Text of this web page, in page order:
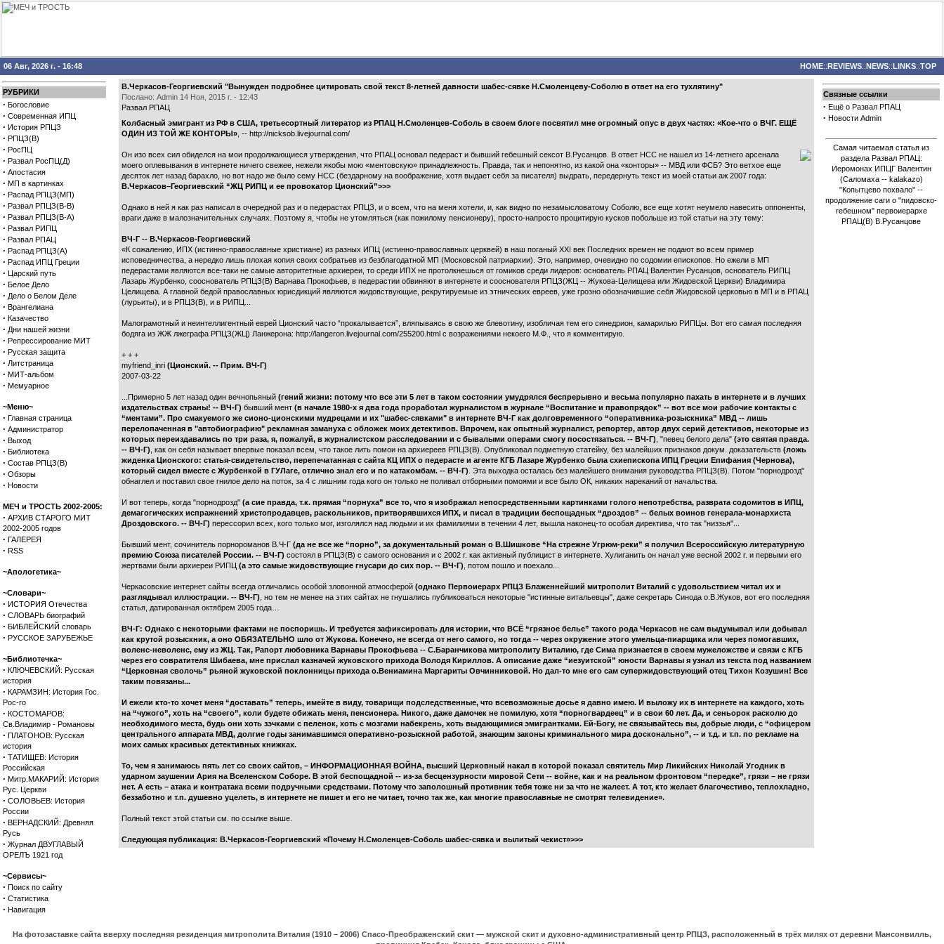
06 Авг, 2026 г. - 16:48 HOME::REVIEWS::NEWS::LINKS::TOP
РУБРИКИ
· Богословие
· Современная ИПЦ
· История РПЦЗ
· РПЦЗ(В)
· РосПЦ
· Развал РосПЦ(Д)
· Апостасия
· МП в картинках
· Распад РПЦЗ(МП)
· Развал РПЦЗ(В-В)
· Развал РПЦЗ(В-А)
· Развал РИПЦ
· Развал РПАЦ
· Распад РПЦЗ(А)
· Распад ИПЦ Греции
· Царский путь
· Белое Дело
· Дело о Белом Деле
· Врангелиана
· Казачество
· Дни нашей жизни
· Репрессирование МИТ
· Русская защита
· Литстраница
· МИТ-альбом
· Мемуарное
~Меню~
· Главная страница
· Администратор
· Выход
· Библиотека
· Состав РПЦЗ(В)
· Обзоры
· Новости
МЕЧ и ТРОСТЬ 2002-2005:
· АРХИВ СТАРОГО МИТ
2002-2005 годов
· ГАЛЕРЕЯ
· RSS
~Апологетика~
~Словари~
· ИСТОРИЯ Отечества
· СЛОВАРЬ биографий
· БИБЛЕЙСКИЙ словарь
· РУССКОЕ ЗАРУБЕЖЬЕ
~Библиотечка~
· КЛЮЧЕВСКИЙ: Русская
история
· КАРАМЗИН: История Гос.
Рос-го
· КОСТОМАРОВ:
Св.Владимир - Романовы
· ПЛАТОНОВ: Русская
история
· ТАТИЩЕВ: История
Российская
· Митр.МАКАРИЙ: История
Рус. Церкви
· СОЛОВЬЕВ: История
России
· ВЕРНАДСКИЙ: Древняя
Русь
· Журнал ДВУГЛАВЫЙ
ОРЕЛЪ 1921 год
~Сервисы~
· Поиск по сайту
· Статистика
· Навигация
В.Черкасов-Георгиевский "Вынужден подробнее цитировать свой текст 8-летней давности шабес-сявке Н.Смоленцеву-Соболю в ответ на его тухлятину"
Послано: Admin 14 Ноя, 2015 г. - 12:43
Развал РПАЦ
Колбасный эмигрант из РФ в США, третьесортный литератор из РПАЦ Н.Смоленцев-Соболь в своем блоге посвятил мне огромный опус в двух частях: «Кое-что о ВЧГ. ЕЩЁ
ОДИН ИЗ ТОЙ ЖЕ КОНТОРЫ» , -- http://nicksob.livejournal.com/
Он изо всех сил обиделся на мои продолжающиеся утверждения, что РПАЦ основал педераст и бывший гебешный сексот В.Русанцов. В ответ НСС не нашел из 14-летнего арсенала
моего оплевывания в интернете ничего свежее, нежели якобы мою «ментовскую» принадлежность. Правда, так и непонятно, из какой она «конторы» -- МВД или ФСБ? Это ветхое еще
десяток лет назад барахло, но вот надо же было сему НСС (бездарному на воображение, хотя выдает себя за писателя) выдрать, передернуть текст из моей статьи аж 2007 года:
В.Черкасов–Георгиевский “ЖЦ РИПЦ и ее провокатор Ционский”>>>
Однако в ней я как раз написал в очередной раз и о педерастах РПЦЗ, и о всем, что на меня хотели, и, как видно по незамысловатому Соболю, все еще хотят неумело навесить оппоненты,
враги даже в малозначительных случаях. Поэтому я, чтобы не утомляться (как пожилому пенсионеру), просто-напросто процитирую кусков побольше из той статьи на эту тему:
ВЧ-Г -- В.Черкасов-Георгиевский
«К сожалению, ИПХ (истинно-православные христиане) из разных ИПЦ (истинно-православных церквей) в наш поганый XXI век Последних времен не подают во всем пример
исповедничества, а нередко лишь плохая копия своих собратьев из безблагодатной МП (Московской патриархии). Это, например, очевидно по содомии епископов. Но ежели в МП
педерастами являются все-таки не самые авторитетные архиереи, то среди ИПХ не протолкнешься от гомиков среди лидеров: основатель РПАЦ Валентин Русанцов, основатель РИПЦ
Лазарь Журбенко, сооснователь РПЦЗ(В) Варнава Прокофьев, в педерастии обвиняют в интернете и сооснователя РПЦЗ(ЖЦ -- Жукова-Целищева или Жидовской Церкви) Владимира
Целищева. А главной бедой православных юрисдикций являются жидовствующие, рекрутируемые из этнических евреев, уже грозно обозначившие себя Жидовской церковью в МП и в РПАЦ
(лурьиты), и в РПЦЗ(В), и в РИПЦ...
Малограмотный и неинтеллигентный еврей Ционский часто “прокалывается”, вляпываясь в свою же блевотину, изобличая тем его синедрион, камарилью РИПЦы. Вот его самая последняя
бодяга из ЖЖ лжеграфа РПЦЗ(ЖЦ) Ланжерона: http://langeron.livejournal.com/255200.html с возражениями некоего М.Ф., что я комментирую.
+ + +
myfriend_inri (Ционский. -- Прим. ВЧ-Г)
2007-03-22
...Примерно 5 лет назад один вечнопьяный (гений жизни: потому что все эти 5 лет в таком состоянии умудрялся беспрерывно и весьма популярно пахать в интернете и в лучших
издательствах страны! -- ВЧ-Г) бывший мент (в начале 1980-х я два года проработал журналистом в журнале “Воспитание и правопрядок” -- вот все мои рабочие контакты с
“ментами”. Про смакуемого же сионо-ционскими мудрецами и их "шабес-сявками" в интернете ВЧ-Г как долговременного “оперативника-розыскника” МВД -- лишь
перелопаченная в "автобиографию" рекламная замануха c обложек моих детективов. Впрочем, как опытный журналист, репортер, автор двух серий детективов, некоторые из
которых переиздавались по три раза, я, пожалуй, в журналистском расследовании и с бывалыми операми смогу посостязаться. -- ВЧ-Г) , "певец белого дела" (это святая правда.
-- ВЧ-Г) , как он себя называет впервые показал всем, что такое лить помои на архиереев РПЦЗ(В). Опубликовал подметную статейку, без малейших признаков докум. доказательств (ложь
жиденка Ционского: статья-свидетельство, перепечатанная с сайта КЦ ИПХ о педерасте и агенте КГБ Лазаре Журбенко была схиепископа ИПЦ Греции Епифания (Чернова),
который сидел вместе с Журбенкой в ГУЛаге, отлично знал его и по катакомбам. -- ВЧ-Г) . Эта выходка осталась без малейшего внимания руководства РПЦЗ(В). Потом "порнодрозд"
обнаглел и поставил свое гнилое дело на поток, за 4 с лишним года кого он только не поливал отборными помоями и все было ОК, никаких нареканий от начальства.
И вот теперь, когда "порнодрозд" (а сие правда, т.к. прямая “порнуха” все то, что я изображал непосредственными картинками голого непотребства, разврата содомитов в ИПЦ,
демагогических испражнений христопродавцев, раскольников, притворявшихся ИПХ, и писал в традиции беспощадных “дроздов” -- белых воинов генерала-монархиста
Дроздовского. -- ВЧ-Г) перессорил всех, кого только мог, изголялся над людьми и их фамилиями в течении 4 лет, вышла наконец-то особая директива, что так "низзья"...
Бывший мент, сочинитель порнороманов В.Ч-Г (да не все же “порно”, за документальный роман о В.Шишкове “На стрежне Угрюм-реки” я получил Всероссийскую литературную
премию Союза писателей России. -- ВЧ-Г) состоял в РПЦЗ(В) с самого основания и с 2002 г. как активный публицист в интернете. Хулиганить он начал уже весной 2002 г. и первыми его
жертвами были архиереи РИПЦ (а это самые жидовствующие гнусари до сих пор. -- ВЧ-Г) , потом пошло и поехало...
Черкасовские интернет сайты всегда отличались особой зловонной атмосферой (однако Первоиерарх РПЦЗ Блаженнейший митрополит Виталий с удовольствием читал их и
разглядывал иллюстрации. -- ВЧ-Г) , но тем не менее на этих сайтах не гнушались публиковаться некоторые "истинные витальевцы", даже секретарь Синода о.В.Жуков, вот его последняя
статья, датированная октябрем 2005 года…
ВЧ-Г: Однако с некоторыми фактами не поспоришь. И требуется зафиксировать для истории, что ВСЁ “грязное белье” такого рода Черкасов не сам выдумывал или добывал
как крутой розыскник, а оно ОБЯЗАТЕЛЬНО шло от Жукова. Конечно, не всегда от него самого, но тогда -- через окружение этого умельца-пиарщика или через помогавших,
воленс-неволенс, ему из ЖЦ. Так, Рапорт любовника Варнавы Прокофьева -- С.Баранчикова митрополиту Виталию, где Сима признается в своем мужеложстве и связи с КГБ
через его совратителя Шибаева, мне прислал казначей жуковского прихода Володя Кириллов. А описание даже “иезуитской” юности Варнавы я узнал из текста под названием
“Церковная сволочь” рьяной жуковской поклонницы прихода о.Вениамина Маргариты Овчинниковой. Но дал-то мне его сам супержидовствующий отец Тихон Козушин! Все
таким повязаны...
И ежели кто-то хочет меня “доставать” теперь, имейте в виду, товарищи подследственные, что всевозможные досье я давно имею. И выложу их в интернете на каждого, хоть
на “чужого”, хоть на “своего”, коли будете обижать меня, пенсионера. Никого, даже дамочек не помилую, хотя “порногвардеец” и в свои 60 лет. Да, и сеньорок расколю до
необходимого места, будь они хоть зэчками с пеленок, хоть с мозгами набекрень, хоть выдающимися эмигрантками. Ей-Богу, не связывайтесь вы, добрые люди, с “офицером
центрального аппарата МВД, долгие годы занимавшимся оперативно-розыскной работой, знающим законы криминального мира досконально”, -- и т.д. и т.п. по рекламе на
моих самых красивых детективных книжках.
То, чем я занимаюсь пять лет со своих сайтов, – ИНФОРМАЦИОННАЯ ВОЙНА, высший Церковный накал в которой показал святитель Мир Ликийских Николай Угодник в
ударном заушении Ария на Вселенском Соборе. В этой беспощадной -- из-за бесцензурности мировой Сети -- войне, как и на реальном фронтовом “передке”, грязи – не грязи
нет. А есть – атака и контратака всеми подручными средствами. Потому что заполошный противник тебя тоже ни за что не жалеет. А тот, кто желает благочестиво, теплохладно,
беззаботно и т.п. душевно уцелеть, в интернете не пишет и его не читает, точно так же, как многие православные не смотрят телевидение».
Полный текст этой статьи см. по ссылке выше.
Следующая публикация: В.Черкасов-Георгиевский «Почему Н.Смоленцев-Соболь шабес-сявка и вылитый чекист»>>>
Связные ссылки
· Ещё о Развал РПАЦ
· Новости Admin
Самая читаемая статья из
раздела Развал РПАЦ:
Иеромонах ИПЦГ Валентин
(Саломаха -- kalakazo)
"Копытцево похвало" --
продолжение саги о "пидовско-
гебешном" первоиерархе
РПАЦ(В) В.Русанцове
На фотозаставке сайта вверху последняя резиденция митрополита Виталия (1910 – 2006) Спасо-Преображенский скит — мужской скит и духовно-административный центр РПЦЗ, расположенный в трёх милях от деревни Мансонвилль,